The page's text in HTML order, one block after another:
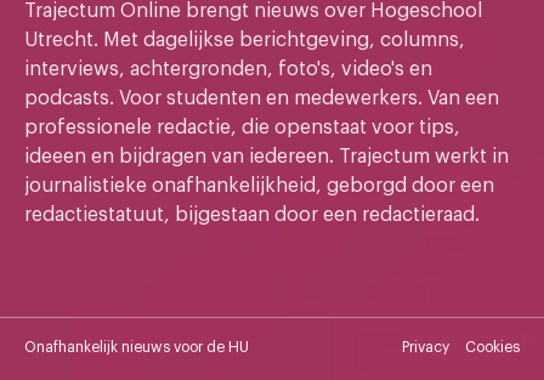
Trajectum Online brengt nieuws over Hogeschool
Utrecht. Met dagelijkse berichtgeving, columns,
interviews, achtergronden, foto's, video's en
podcasts. Voor studenten en medewerkers. Van een
professionele redactie, die openstaat voor tips,
ideeen en bijdragen van iedereen. Trajectum werkt in
journalistieke onafhankelijkheid, geborgd door een
redactiestatuut, bijgestaan door een redactieraad.
Onafhankelijk nieuws voor de HU Privacy Cookies